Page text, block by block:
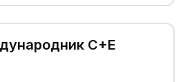
C+E